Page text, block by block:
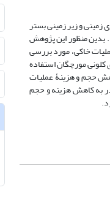
و زیر زمینی بستر
بدین منظور این پژوهش
خاکی، مورد بررسی
مورچگان استفاده
حجم و هزینۀ عملیات
حجم آن دارد. براساس نتایج، الگوریتم بهینه‌سازی کلونی مورچگان به مقدار 55/58 و 64 درصد قادر به کاهش هزینه و حجم